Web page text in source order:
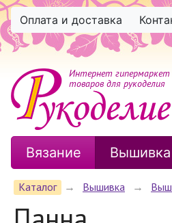
Оплата и доставка
Интернет гипермаркет
товаров для рукоделия
Вязание Вышивка
Каталог → Вышивка →